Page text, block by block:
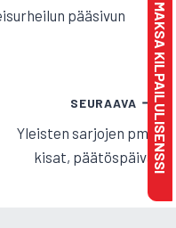
pääsivun
SEURAAVA
Yleisten sarjojen pm-
kisat, päätöspäivä MAKSA KILPAILULISENSSI